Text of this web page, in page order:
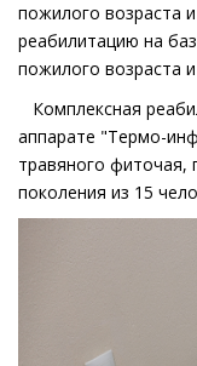
пожилого возраста
реабилитацию на
пожилого возраста
Комплексная
аппарате "Термо-
травяного фиточая,
поколения из 15